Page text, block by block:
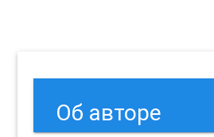
Об авторе